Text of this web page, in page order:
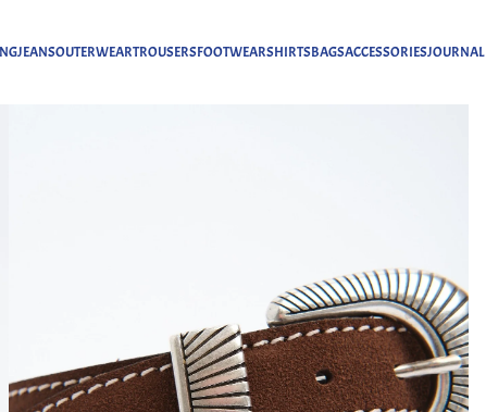
JEANSOUTERWEARTROUSERSFOOTWEARSHIRTSBAGSACCESSORIESJOURNAL